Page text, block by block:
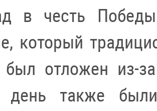
в честь
который
был отложен из-
день также